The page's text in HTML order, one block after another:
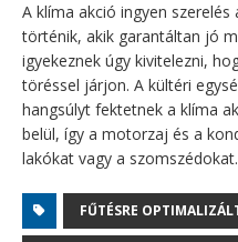
A ​klíma akció ingyen
történik, akik garantáltan jó
igyekeznek úgy kivitelezni,
töréssel járjon. A kültéri
hangsúlyt fektetnek a ​klíma
belül, így a motorzaj és a
lakókat vagy a szomszédokat.
​FŰTÉSRE